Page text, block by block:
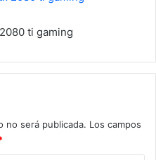
ti gaming
no será publicada. Los campos